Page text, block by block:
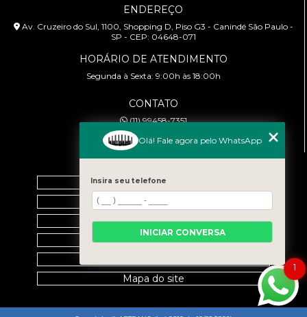
ENDEREÇO
Av. Cruzeiro do Sul, 1100, Shopping D, Piso G3 - Canindé São Paulo -
SP - CEP: 04648-071
HORÁRIO DE ATENDIMENTO
Segunda à Sexta: 9:00h às 18:00h
CONTATO
(11) 99458-7351
cursoabtrans@gmail.com
Home
Empresa
Galeria
Contato
Mapa do site
1
Olá! Fale agora pelo WhatsApp
Insira seu telefone
INICIAR CONVERSA